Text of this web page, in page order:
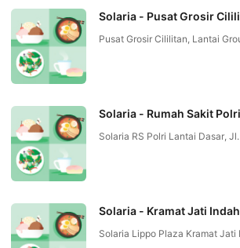
Solaria - Pusat Grosir
Pusat Grosir Cililitan, Lantai
Solaria - Rumah Sakit
Solaria RS Polri Lantai Dasar,
Solaria - Kramat Jati Indah
Solaria Lippo Plaza Kramat